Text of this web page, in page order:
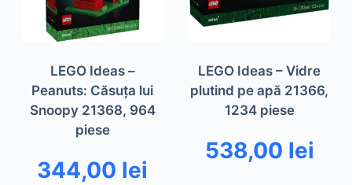
LEGO Ideas –
Peanuts: Căsuța lui
Snoopy 21368, 964
piese
344,00 lei
LEGO Ideas – Vidre
plutind pe apă 21366,
1234 piese
538,00 lei